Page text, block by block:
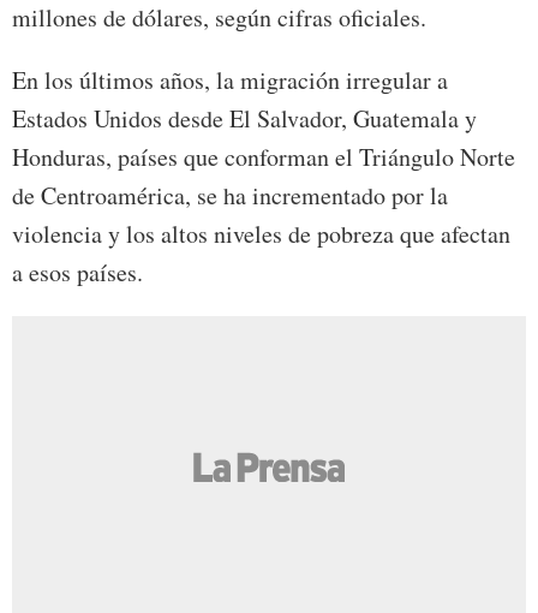
millones de dólares, según cifras oficiales.
En los últimos años, la migración irregular a
Estados Unidos desde El Salvador, Guatemala y
Honduras, países que conforman el Triángulo Norte
de Centroamérica, se ha incrementado por la
violencia y los altos niveles de pobreza que afectan
a esos países.